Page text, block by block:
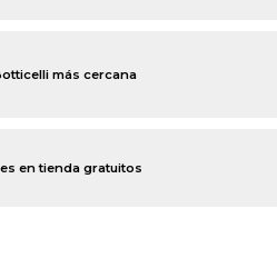
más cercana
en tienda gratuitos